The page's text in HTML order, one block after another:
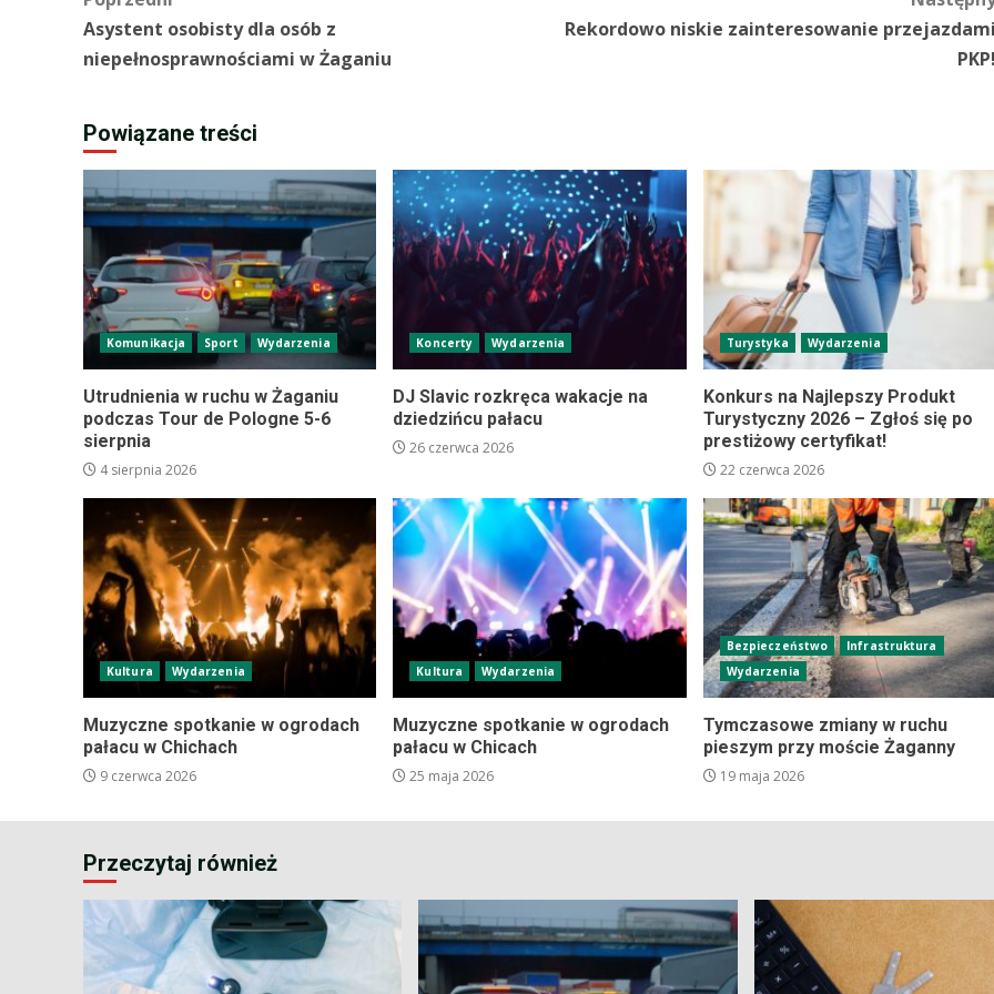
wpisy
Asystent osobisty dla osób z
niepełnosprawnościami w Żaganiu
Rekordowo niskie zainteresowanie
Powiązane treści
Komunikacja Sport Wydarzenia
Utrudnienia w ruchu w Żaganiu
podczas Tour de Pologne 5-6
sierpnia
4 sierpnia 2026
Koncerty Wydarzenia
DJ Slavic rozkręca wakacje na
dziedzińcu pałacu
26 czerwca 2026
Turystyka Wydarzenia
Konkurs na Najlepszy Produkt
Turystyczny 2026 – Zgłoś się po
prestiżowy certyfikat!
22 czerwca 2026
Kultura Wydarzenia
Muzyczne spotkanie w ogrodach
pałacu w Chichach
9 czerwca 2026
Kultura Wydarzenia
Muzyczne spotkanie w ogrodach
pałacu w Chicach
25 maja 2026
Bezpieczeństwo
Infrastruktura
Wydarzenia
Tymczasowe zmiany w ruchu
pieszym przy moście Żaganny
19 maja 2026
Przeczytaj również